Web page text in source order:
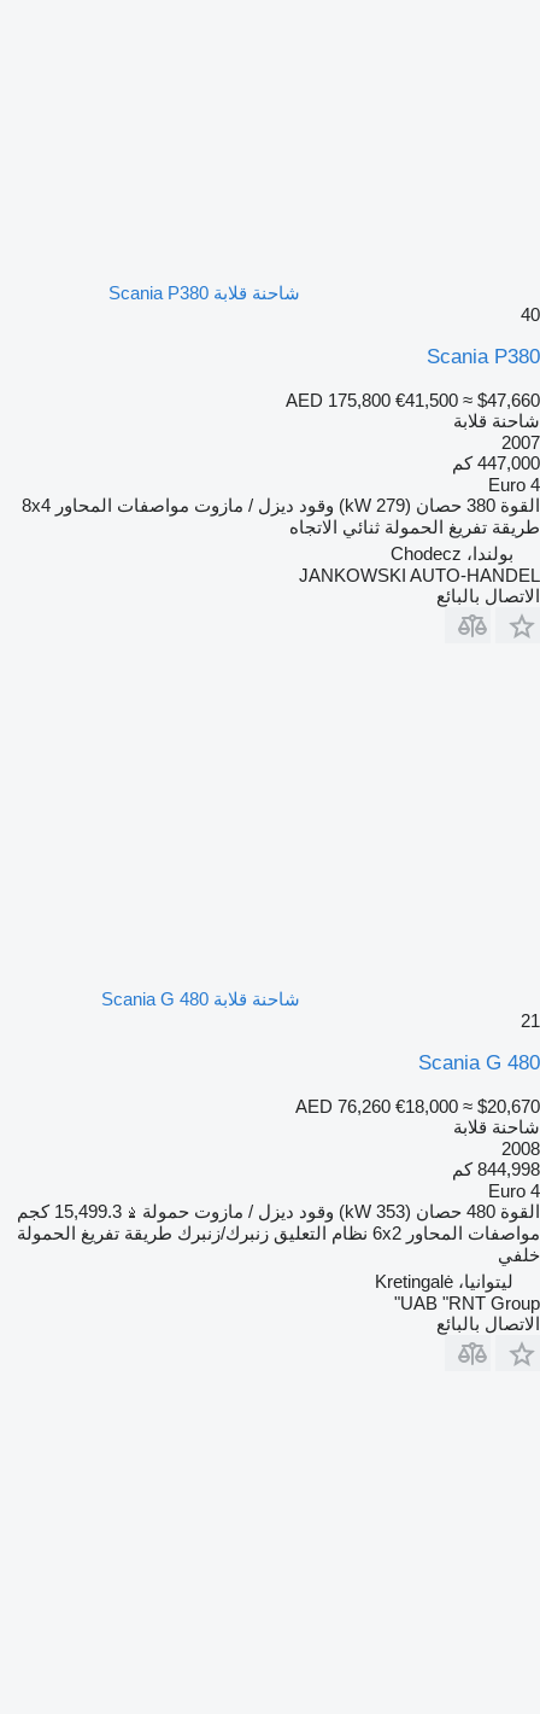
شاحنة قلابة Scania P380
40
Scania P380
AED 175,800 €41,500 ≈ $47,660
شاحنة قلابة
2007
447,000 كم
Euro 4
القوة 380 حصان (279 kW) وقود ديزل / مازوت مواصفات المحاور 8x4
طريقة تفريغ الحمولة ثنائي الاتجاه
بولندا، Chodecz
JANKOWSKI AUTO-HANDEL
الاتصال بالبائع
شاحنة قلابة Scania G 480
21
Scania G 480
AED 76,260 €18,000 ≈ $20,670
شاحنة قلابة
2008
844,998 كم
Euro 4
القوة 480 حصان (353 kW) وقود ديزل / مازوت حمولة
15,499.3 كجم
مواصفات المحاور 6x2 نظام التعليق زنبرك/زنبرك طريقة تفريغ الحمولة
خلفي
ليتوانيا، Kretingalė
UAB "RNT Group"
الاتصال بالبائع